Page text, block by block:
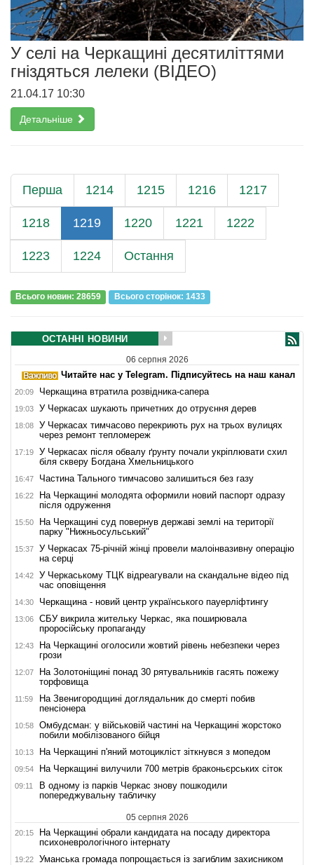
У селі на Черкащині десятиліттями
гніздяться лелеки (ВІДЕО)
21.04.17 10:30
Детальніше
Перша 1214 1215 1216 1217
1218 1219 1220 1221 1222
1223 1224 Остання
Всього новин: 28659 Всього сторiнок: 1433
ОСТАННІ НОВИНИ
06 серпня 2026
Читайте нас у Telegram. Підписуйтесь на наш канал
20:09 Черкащина втратила розвідника-сапера
19:03 У Черкасах шукають причетних до отруєння дерев
18:08
У Черкасах тимчасово перекриють рух на трьох вулицях
через ремонт тепломереж
17:19
У Черкасах після обвалу ґрунту почали укріплювати схил
біля скверу Богдана Хмельницького
16:47 Частина Тального тимчасово залишиться без газу
16:22
На Черкащині молодята оформили новий паспорт одразу
після одруження
15:50
На Черкащині суд повернув державі землі на території
парку "Нижньосульський"
15:37
У Черкасах 75-річній жінці провели малоінвазивну операцію
на серці
14:42
У Черкаському ТЦК відреагували на скандальне відео під
час оповіщення
14:30 Черкащина - новий центр українського пауерліфтингу
13:06
СБУ викрила жительку Черкас, яка поширювала
проросійську пропаганду
12:43
На Черкащині оголосили жовтий рівень небезпеки через
грози
12:07
На Золотоніщині понад 30 рятувальників гасять пожежу
торфовища
11:59
На Звенигородщині доглядальник до смерті побив
пенсіонера
10:58
Омбудсман: у військовій частині на Черкащині жорстоко
побили мобілізованого бійця
10:13 На Черкащині п'яний мотоцикліст зіткнувся з мопедом
09:54 На Черкащині вилучили 700 метрів браконьєрських сіток
09:11
В одному із парків Черкас знову пошкодили
попереджувальну табличку
05 серпня 2026
20:15
На Черкащині обрали кандидата на посаду директора
психоневрологічного інтернату
19:22 Уманська громада попрощається із загиблим захисником